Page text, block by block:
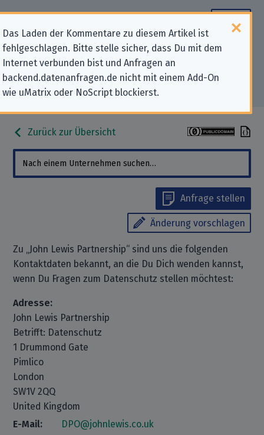
Das Laden der Kommentare zu diesem Artikel ist
fehlgeschlagen. Bitte stelle sicher, dass Du mit dem
Internet verbunden bist und Anfragen an
backend.datenanfragen.de nicht mit einem Add-On
wie uMatrix oder NoScript blockierst.
Datenschutz-Kontaktdaten für
„John Lewis Partnership“
Zurück zur Übersicht
Anfrage stellen
Änderung vorschlagen
Zu „John Lewis Partnership“ sind uns die folgenden
Kontaktdaten bekannt, an die Du Dich wenden kannst,
wenn Du Fragen zum Datenschutz stellen möchtest:
Adresse:
John Lewis Partnership
Betrifft: Datenschutz
1 Drummond Gate
Pimlico
London
SW1V 2QQ
United Kingdom
E-Mail:
DPO@johnlewis.co.uk